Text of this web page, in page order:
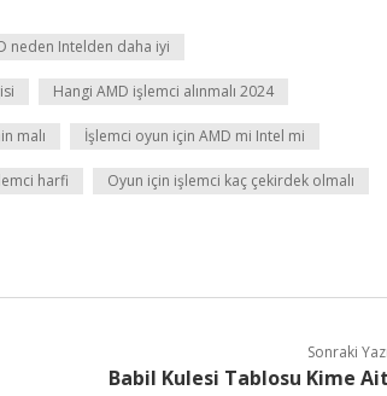
neden Intelden daha iyi
Hangi AMD işlemci alınmalı 2024
malı İşlemci oyun için AMD mi Intel mi
harfi Oyun için işlemci kaç çekirdek olmalı
Sonraki
Babil Kulesi Tablosu Kime